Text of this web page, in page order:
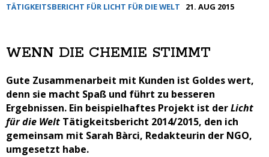
TÄTIGKEITSBERICHT FÜR LICHT FÜR DIE WELT 21. AUG 2015
WENN DIE CHEMIE STIMMT
Gute Zusammenarbeit mit Kunden ist Goldes wert,
denn sie macht Spaß und führt zu besseren
Ergebnissen. Ein beispielhaftes Projekt ist derLicht
für die Welt Tätigkeitsbericht 2014/2015, den ich
gemeinsam mit Sarah Bàrci, Redakteurin der NGO,
umgesetzt habe.